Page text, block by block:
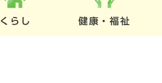
くらし 健康・福祉